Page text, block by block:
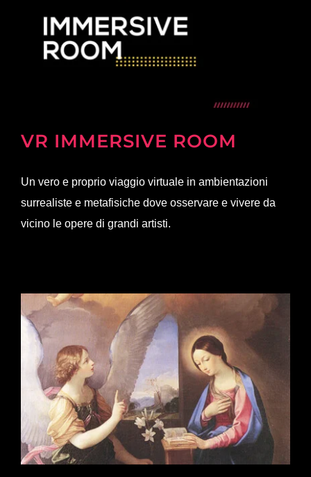
VR IMMERSIVE ROOM
Un vero e proprio viaggio virtuale in ambientazioni
surrealiste e metafisiche dove osservare e vivere da
vicino le opere di grandi artisti.